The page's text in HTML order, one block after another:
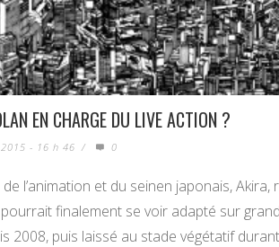
EN CHARGE DU LIVE ACTION ?
- 16 h 46 / 0
l’animation et du seinen japonais, Akira,
finalement se voir adapté sur
2008, puis laissé au stade végétatif